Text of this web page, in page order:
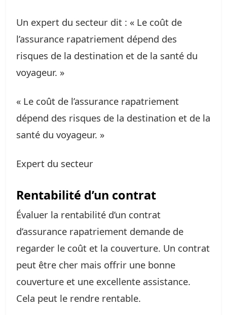
Un expert du secteur dit : « Le coût de
l’assurance rapatriement dépend des
risques de la destination et de la santé du
voyageur. »
« Le coût de l’assurance rapatriement
dépend des risques de la destination et de la
santé du voyageur. »
Expert du secteur
Rentabilité d’un contrat
Évaluer la rentabilité d’un contrat
d’assurance rapatriement demande de
regarder le coût et la couverture. Un contrat
peut être cher mais offrir une bonne
couverture et une excellente assistance.
Cela peut le rendre rentable.